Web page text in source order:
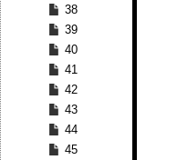
38
39
40
41
42
43
44
45